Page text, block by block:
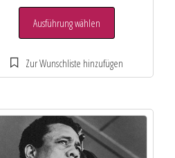
Ausführung wählen